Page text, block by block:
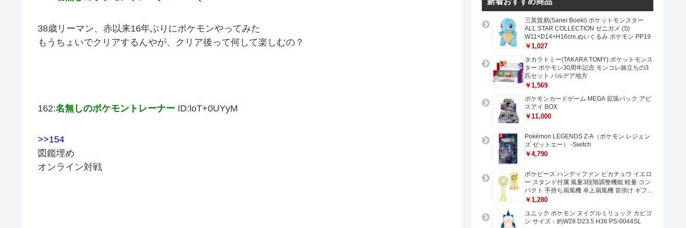
38歳リーマン、赤以来16年ぶりにポケモンやってみた
もうちょいでクリアするんやが、クリア後って何して楽しむの？
162:名無しのポケモントレーナー ID:loT+0UYyM
>>154
図鑑埋め
オンライン対戦
三英貿易(Sanei Boeki) ポケットモンスター
ALL STAR COLLECTION ゼニガメ (S)
W11×D14×H16cm ぬいぐるみ ポケモン PP19
￥1,027
タカラトミー(TAKARA TOMY) ポケットモンス
ター ポケモン30周年記念 モンコレ旅立ちの3
匹セット パルデア地方
￥1,569
ポケモンカードゲーム MEGA 拡張パック アビ
スアイ BOX
￥11,000
Pokémon LEGENDS Z-A（ポケモン レジェン
ズ ゼットエー） -Switch
￥4,790
ポケピース ハンディファン ピカチュウ イエロ
ー スタンド付属 風量3段階調整機能 軽量 コン
パクト 手持ち扇風機 卓上扇風機 首掛け ギフト
プレゼントに最適 USB充電 Type-C対応
￥1,280
ユニック ポケモン ヌイグルミリュック カビゴ
ン サイズ：約W28 D23.5 H36 PS-0044SL